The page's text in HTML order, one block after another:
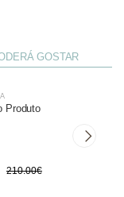
GOSTAR
Produto
210.00€